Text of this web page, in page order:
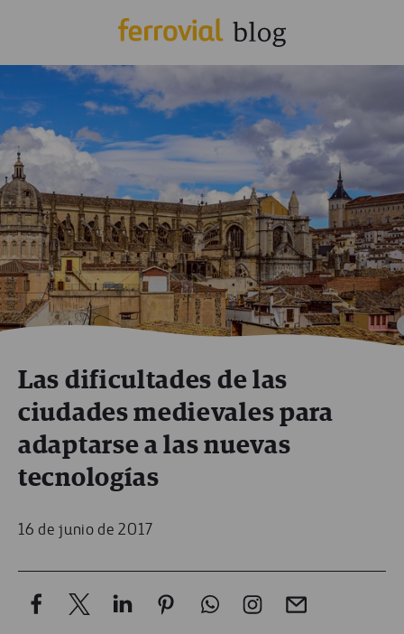
Las dificultades de las
ciudades medievales para
adaptarse a las nuevas
tecnologías
16 de junio de 2017